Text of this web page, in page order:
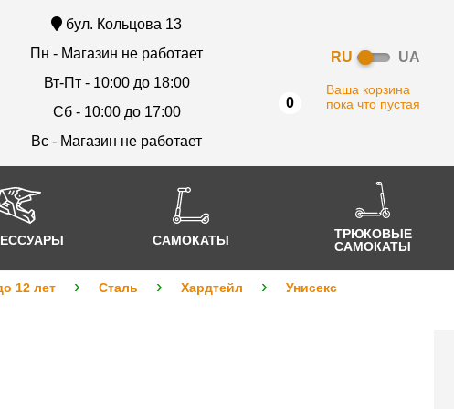
бул. Кольцова 13
Пн - Магазин не работает
Вт-Пт - 10:00 до 18:00
Сб - 10:00 до 17:00
Вс - Магазин не работает
RU UA
0
Ваша корзина
пока что пустая
САМОКАТЫ
ТРЮКОВЫЕ
САМОКАТЫ
12 лет Сталь Хардтейл
Унисекс